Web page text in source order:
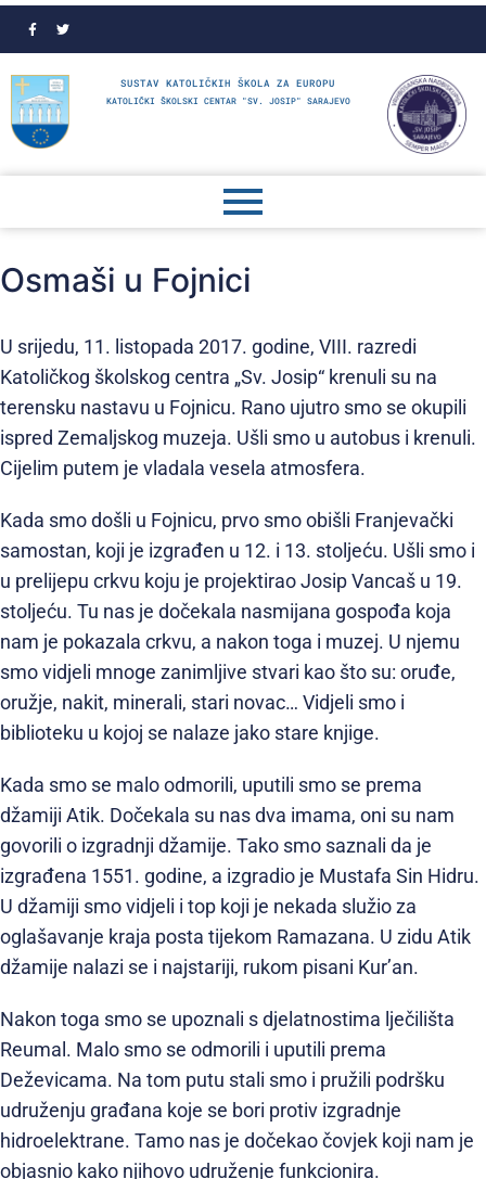
SUSTAV KATOLIČKIH ŠKOLA ZA EUROPU
KATOLIČKI ŠKOLSKI CENTAR "SV. JOSIP" SARAJEVO
Osmaši u Fojnici
U srijedu, 11. listopada 2017. godine, VIII. razredi
Katoličkog školskog centra „Sv. Josip“ krenuli su na
terensku nastavu u Fojnicu. Rano ujutro smo se okupili
ispred Zemaljskog muzeja. Ušli smo u autobus i krenuli.
Cijelim putem je vladala vesela atmosfera.
Kada smo došli u Fojnicu, prvo smo obišli Franjevački
samostan, koji je izgrađen u 12. i 13. stoljeću. Ušli smo i
u prelijepu crkvu koju je projektirao Josip Vancaš u 19.
stoljeću. Tu nas je dočekala nasmijana gospođa koja
nam je pokazala crkvu, a nakon toga i muzej. U njemu
smo vidjeli mnoge zanimljive stvari kao što su: oruđe,
oružje, nakit, minerali, stari novac… Vidjeli smo i
biblioteku u kojoj se nalaze jako stare knjige.
Kada smo se malo odmorili, uputili smo se prema
džamiji Atik. Dočekala su nas dva imama, oni su nam
govorili o izgradnji džamije. Tako smo saznali da je
izgrađena 1551. godine, a izgradio je Mustafa Sin Hidru.
U džamiji smo vidjeli i top koji je nekada služio za
oglašavanje kraja posta tijekom Ramazana. U zidu Atik
džamije nalazi se i najstariji, rukom pisani Kur’an.
Nakon toga smo se upoznali s djelatnostima lječilišta
Reumal. Malo smo se odmorili i uputili prema
Deževicama. Na tom putu stali smo i pružili podršku
udruženju građana koje se bori protiv izgradnje
hidroelektrane. Tamo nas je dočekao čovjek koji nam je
objasnio kako njihovo udruženje funkcionira.